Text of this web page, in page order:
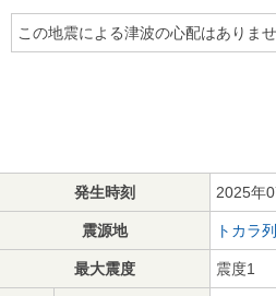
この地震による津波の心配はありませ
発生時刻 2025年
震源地 トカラ
最大震度 震度1